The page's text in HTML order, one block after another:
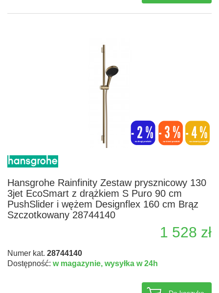
Hansgrohe Rainfinity Zestaw prysznicowy 130
3jet EcoSmart z drążkiem S Puro 90 cm
PushSlider i wężem Designflex 160 cm Brąz
Szczotkowany 28744140
1 528 zł
Numer kat. 28744140
Dostępność: w magazynie, wysyłka w 24h